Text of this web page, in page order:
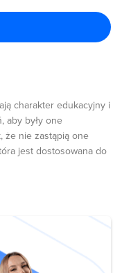
charakter edukacyjny i
aby były one
że nie zastąpią one
jest dostosowana do